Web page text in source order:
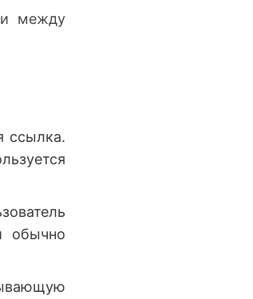
между
ссылка.
обычно